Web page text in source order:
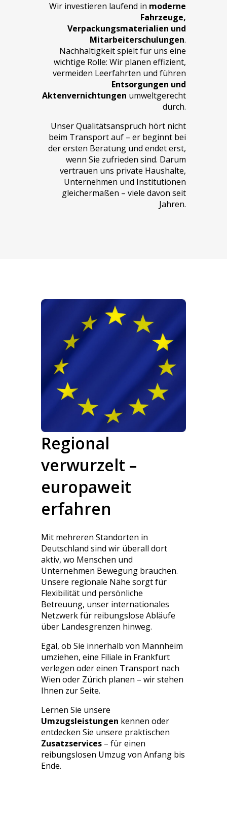
Wir investieren laufend in moderne
Fahrzeuge,
Verpackungsmaterialien und
Mitarbeiterschulungen.
Nachhaltigkeit spielt für uns eine
wichtige Rolle: Wir planen effizient,
vermeiden Leerfahrten und führen
Entsorgungen und
Aktenvernichtungen umweltgerecht
durch.
Unser Qualitätsanspruch hört nicht
beim Transport auf – er beginnt bei
der ersten Beratung und endet erst,
wenn Sie zufrieden sind. Darum
vertrauen uns private Haushalte,
Unternehmen und Institutionen
gleichermaßen – viele davon seit
Jahren.
Regional
verwurzelt –
europaweit
erfahren
Mit mehreren Standorten in
Deutschland sind wir überall dort
aktiv, wo Menschen und
Unternehmen Bewegung brauchen.
Unsere regionale Nähe sorgt für
Flexibilität und persönliche
Betreuung, unser internationales
Netzwerk für reibungslose Abläufe
über Landesgrenzen hinweg.
Egal, ob Sie innerhalb von Mannheim
umziehen, eine Filiale in Frankfurt
verlegen oder einen Transport nach
Wien oder Zürich planen – wir stehen
Ihnen zur Seite.
Lernen Sie unsere
Umzugsleistungen kennen oder
entdecken Sie unsere praktischen
Zusatzservices– für einen
reibungslosen Umzug von Anfang bis
Ende.